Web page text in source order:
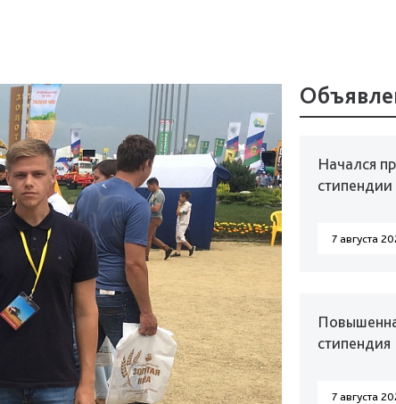
Начался
стипендии
7 августа
стипендия
7 августа